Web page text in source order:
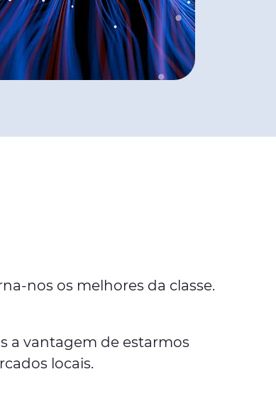
nos os melhores da classe.
a vantagem de estarmos
locais.